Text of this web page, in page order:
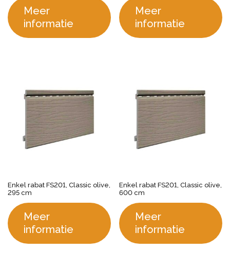
Meer
informatie
Meer
informatie
Enkel rabat FS201, Classic olive,
295 cm
Meer
informatie
Enkel rabat FS201, Classic olive,
600 cm
Meer
informatie